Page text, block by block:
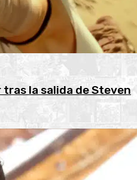
tras la salida de Steven